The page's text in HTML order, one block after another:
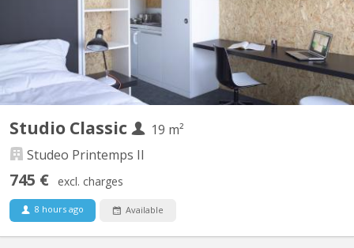
Studio Classic
19 m²
Studeo Printemps II
745 € excl. charges
8 hours ago Available